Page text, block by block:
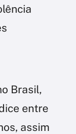
Brasil,
entre
assim